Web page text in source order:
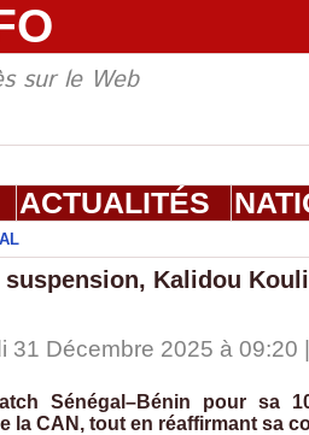
sur le Web
ACTUALITÉS
suspension, Kalidou
31 Décembre 2025 à 09:20
Sénégal–Bénin pour sa
la CAN, tout en réaffirmant sa